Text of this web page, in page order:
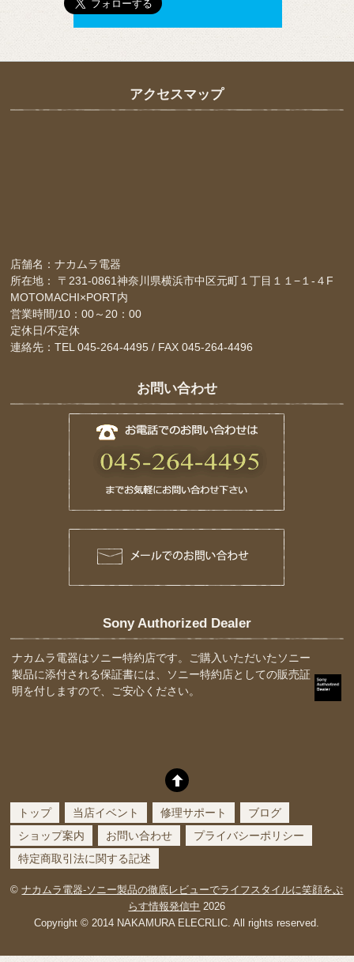
アクセスマップ
店舗名：ナカムラ電器
所在地： 〒231-0861神奈川県横浜市中区元町１丁目１１−１-４F
MOTOMACHI×PORT内
営業時間/10：00～20：00
定休日/不定休
連絡先：TEL 045-264-4495 / FAX 045-264-4496
お問い合わせ
Sony Authorized Dealer
ナカムラ電器はソニー特約店です。ご購入いただいたソニー
製品に添付される保証書には、ソニー特約店としての販売証
明を付しますので、ご安心ください。
トップ 当店イベント 修理サポート
ブログ
ショップ案内
お問い合わせ
プライバシーポリシー
特定商取引法に関する記述
©ナカムラ電器-ソニー製品の徹底レビューでライフスタイルに笑顔をぷ
らす情報発信中 2026
Copyright © 2014 NAKAMURA ELECRLIC. All rights reserved.